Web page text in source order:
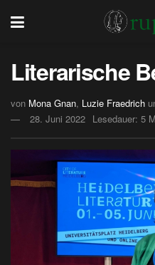
Literarische
von Mona Gnan, Luzie Fraedrich
28. Juni 2022 Lesedauer: 5